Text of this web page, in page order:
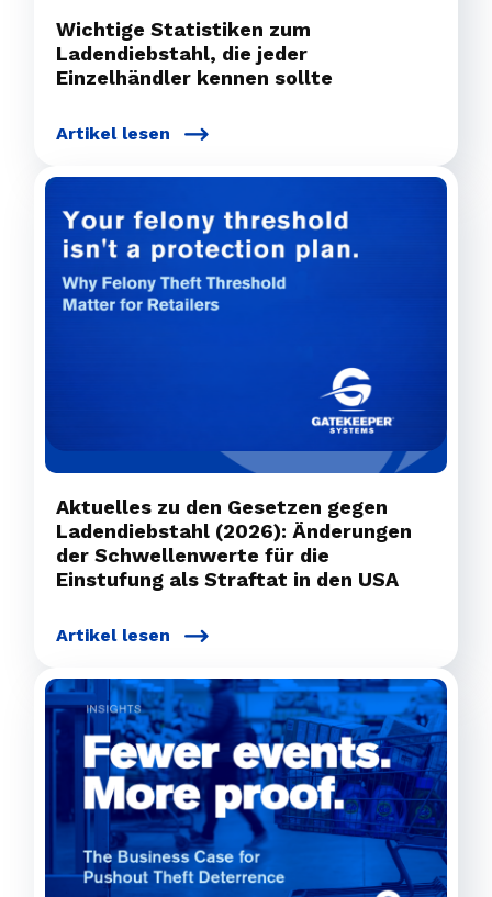
Wichtige Statistiken zum
Ladendiebstahl, die jeder
Einzelhändler kennen sollte
Artikel lesen
Aktuelles zu den Gesetzen gegen
Ladendiebstahl (2026): Änderungen
der Schwellenwerte für die
Einstufung als Straftat in den USA
Artikel lesen